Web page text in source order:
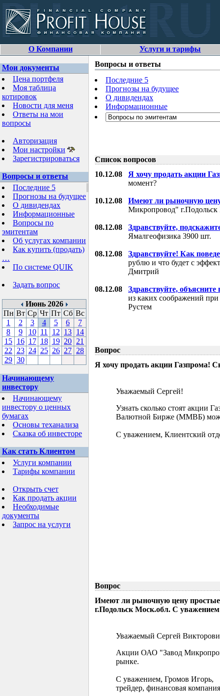
О Компании Услуги и тарифы
Мои документы
Цена портфеля
Моя таблица
котировок
Новости для меня
Ответы на мои
вопросы
Авторизация
Мои настройки
Зарегистрироваться
Вопросы и ответы
Последние 5
Прогнозы на будущее
О дивидендах
Информационные
Вопросы по
эмитентам
Об услугах компании
Как купить (продать)
…
По системе QUIK
Задать вопрос
Июнь 2026
Пн Вт Ср Чт Пт Сб Вс
1
2 3 4 5 6
7
8
9 10 11 12 13 14
15 16 17 18 19 20 21
22
23 24 25 26 27 28
29 30
Начинающему
инвестору
Начинающему
инвестору о ценных
бумагах
Основы теханализа
Сказка об инвесторе
Как стать Клиентом
Услуги компании
Тарифы компании
Открыть счет
Как продать акции
Необходимые
документы
Запрос на услуги
Вопросы и ответы
Последние 5
Прогнозы на будущее
О дивидендах
Информационные
Список вопросов
10.12.08 Я хочу продать акции
момент?
10.12.08
Имеют ли рыночную
Микропровод"
08.12.08
Здравствуйте,
Ямалгеофизика 3900 шт.
08.12.08
Здравствуйте! Как
рублю и что будет с
Дмитрий
08.12.08
Здравствуйте, объясните
из каких соображений
Рустем
Вопрос
Я хочу продать акции Газпрома!
Уважаемый Сергей!
Узнать сколько стоят акции
Валютной Бирже (ММВБ)
С уважением, Клиентский
Вопрос
Имеют ли рыночную цену
г.Подольск Моск.обл. С
Уважаемый Сергей
Акции ОАО "Завод
рынке.
С уважением, Громов Игорь,
трейдер, финансовая